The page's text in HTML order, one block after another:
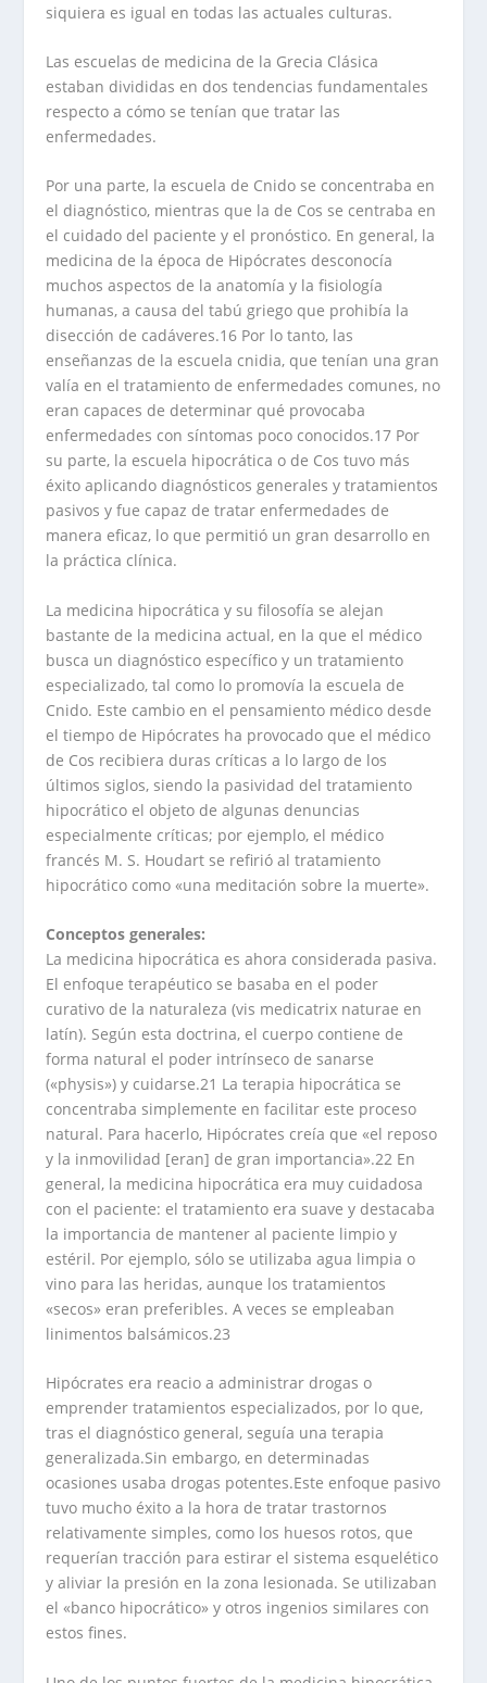
siquiera es igual en todas las actuales culturas.
Las escuelas de medicina de la Grecia Clásica
estaban divididas en dos tendencias fundamentales
respecto a cómo se tenían que tratar las
enfermedades.
Por una parte, la escuela de Cnido se concentraba en
el diagnóstico, mientras que la de Cos se centraba en
el cuidado del paciente y el pronóstico. En general, la
medicina de la época de Hipócrates desconocía
muchos aspectos de la anatomía y la fisiología
humanas, a causa del tabú griego que prohibía la
disección de cadáveres.16 Por lo tanto, las
enseñanzas de la escuela cnidia, que tenían una gran
valía en el tratamiento de enfermedades comunes, no
eran capaces de determinar qué provocaba
enfermedades con síntomas poco conocidos.17 Por
su parte, la escuela hipocrática o de Cos tuvo más
éxito aplicando diagnósticos generales y tratamientos
pasivos y fue capaz de tratar enfermedades de
manera eficaz, lo que permitió un gran desarrollo en
la práctica clínica.
La medicina hipocrática y su filosofía se alejan
bastante de la medicina actual, en la que el médico
busca un diagnóstico específico y un tratamiento
especializado, tal como lo promovía la escuela de
Cnido. Este cambio en el pensamiento médico desde
el tiempo de Hipócrates ha provocado que el médico
de Cos recibiera duras críticas a lo largo de los
últimos siglos, siendo la pasividad del tratamiento
hipocrático el objeto de algunas denuncias
especialmente críticas; por ejemplo, el médico
francés M. S. Houdart se refirió al tratamiento
hipocrático como «una meditación sobre la muerte».
Conceptos generales:
La medicina hipocrática es ahora considerada pasiva.
El enfoque terapéutico se basaba en el poder
curativo de la naturaleza (vis medicatrix naturae en
latín). Según esta doctrina, el cuerpo contiene de
forma natural el poder intrínseco de sanarse
(«physis») y cuidarse.21 La terapia hipocrática se
concentraba simplemente en facilitar este proceso
natural. Para hacerlo, Hipócrates creía que «el reposo
y la inmovilidad [eran] de gran importancia».22 En
general, la medicina hipocrática era muy cuidadosa
con el paciente: el tratamiento era suave y destacaba
la importancia de mantener al paciente limpio y
estéril. Por ejemplo, sólo se utilizaba agua limpia o
vino para las heridas, aunque los tratamientos
«secos» eran preferibles. A veces se empleaban
linimentos balsámicos.23
Hipócrates era reacio a administrar drogas o
emprender tratamientos especializados, por lo que,
tras el diagnóstico general, seguía una terapia
generalizada.Sin embargo, en determinadas
ocasiones usaba drogas potentes.Este enfoque pasivo
tuvo mucho éxito a la hora de tratar trastornos
relativamente simples, como los huesos rotos, que
requerían tracción para estirar el sistema esquelético
y aliviar la presión en la zona lesionada. Se utilizaban
el «banco hipocrático» y otros ingenios similares con
estos fines.